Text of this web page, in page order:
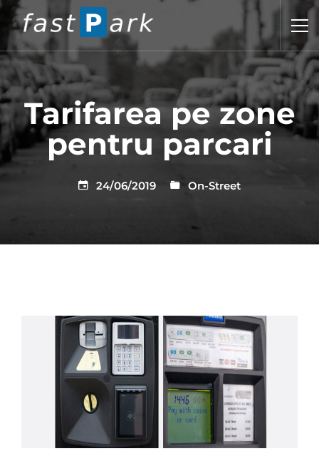
Tarifarea pe zone
pentru parcari
24/06/2019 On-Street